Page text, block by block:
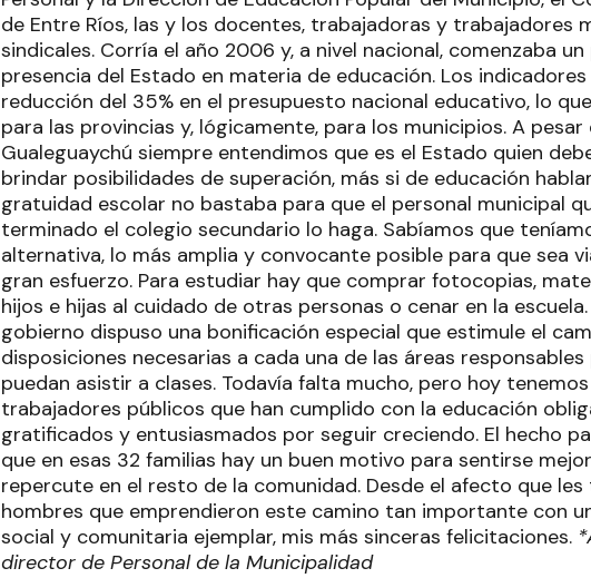
de Entre Ríos, las y los docentes, trabajadoras y trabajadores
sindicales. Corría el año 2006 y, a nivel nacional, comenzaba
presencia del Estado en materia de educación. Los
reducción del 35% en el presupuesto nacional educativo, lo
para las provincias y, lógicamente, para los municipios. A
Gualeguaychú siempre entendimos que es el Estado quien
brindar posibilidades de superación, más si de educación
gratuidad escolar no bastaba para que el personal municipal
terminado el colegio secundario lo haga. Sabíamos que
alternativa, lo más amplia y convocante posible para que sea
gran esfuerzo. Para estudiar hay que comprar fotocopias,
hijos e hijas al cuidado de otras personas o cenar en la
gobierno dispuso una bonificación especial que estimule el
disposiciones necesarias a cada una de las áreas
puedan asistir a clases. Todavía falta mucho, pero hoy
trabajadores públicos que han cumplido con la educación
gratificados y entusiasmados por seguir creciendo. El hecho
que en esas 32 familias hay un buen motivo para sentirse
repercute en el resto de la comunidad. Desde el afecto que
hombres que emprendieron este camino tan importante con
social y comunitaria ejemplar, mis más sinceras felicitaciones.
director de Personal de la Municipalidad